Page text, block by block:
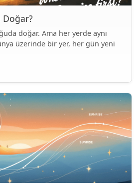
doğar. Ama her yerde aynı
üzerinde bir yer, her gün yeni